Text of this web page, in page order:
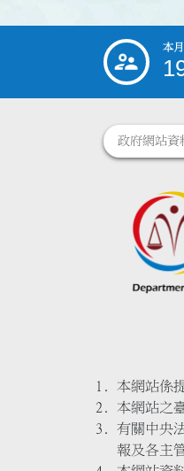
::: 本
政府網站資
本網站係
本網站之
有關中央
報及各主